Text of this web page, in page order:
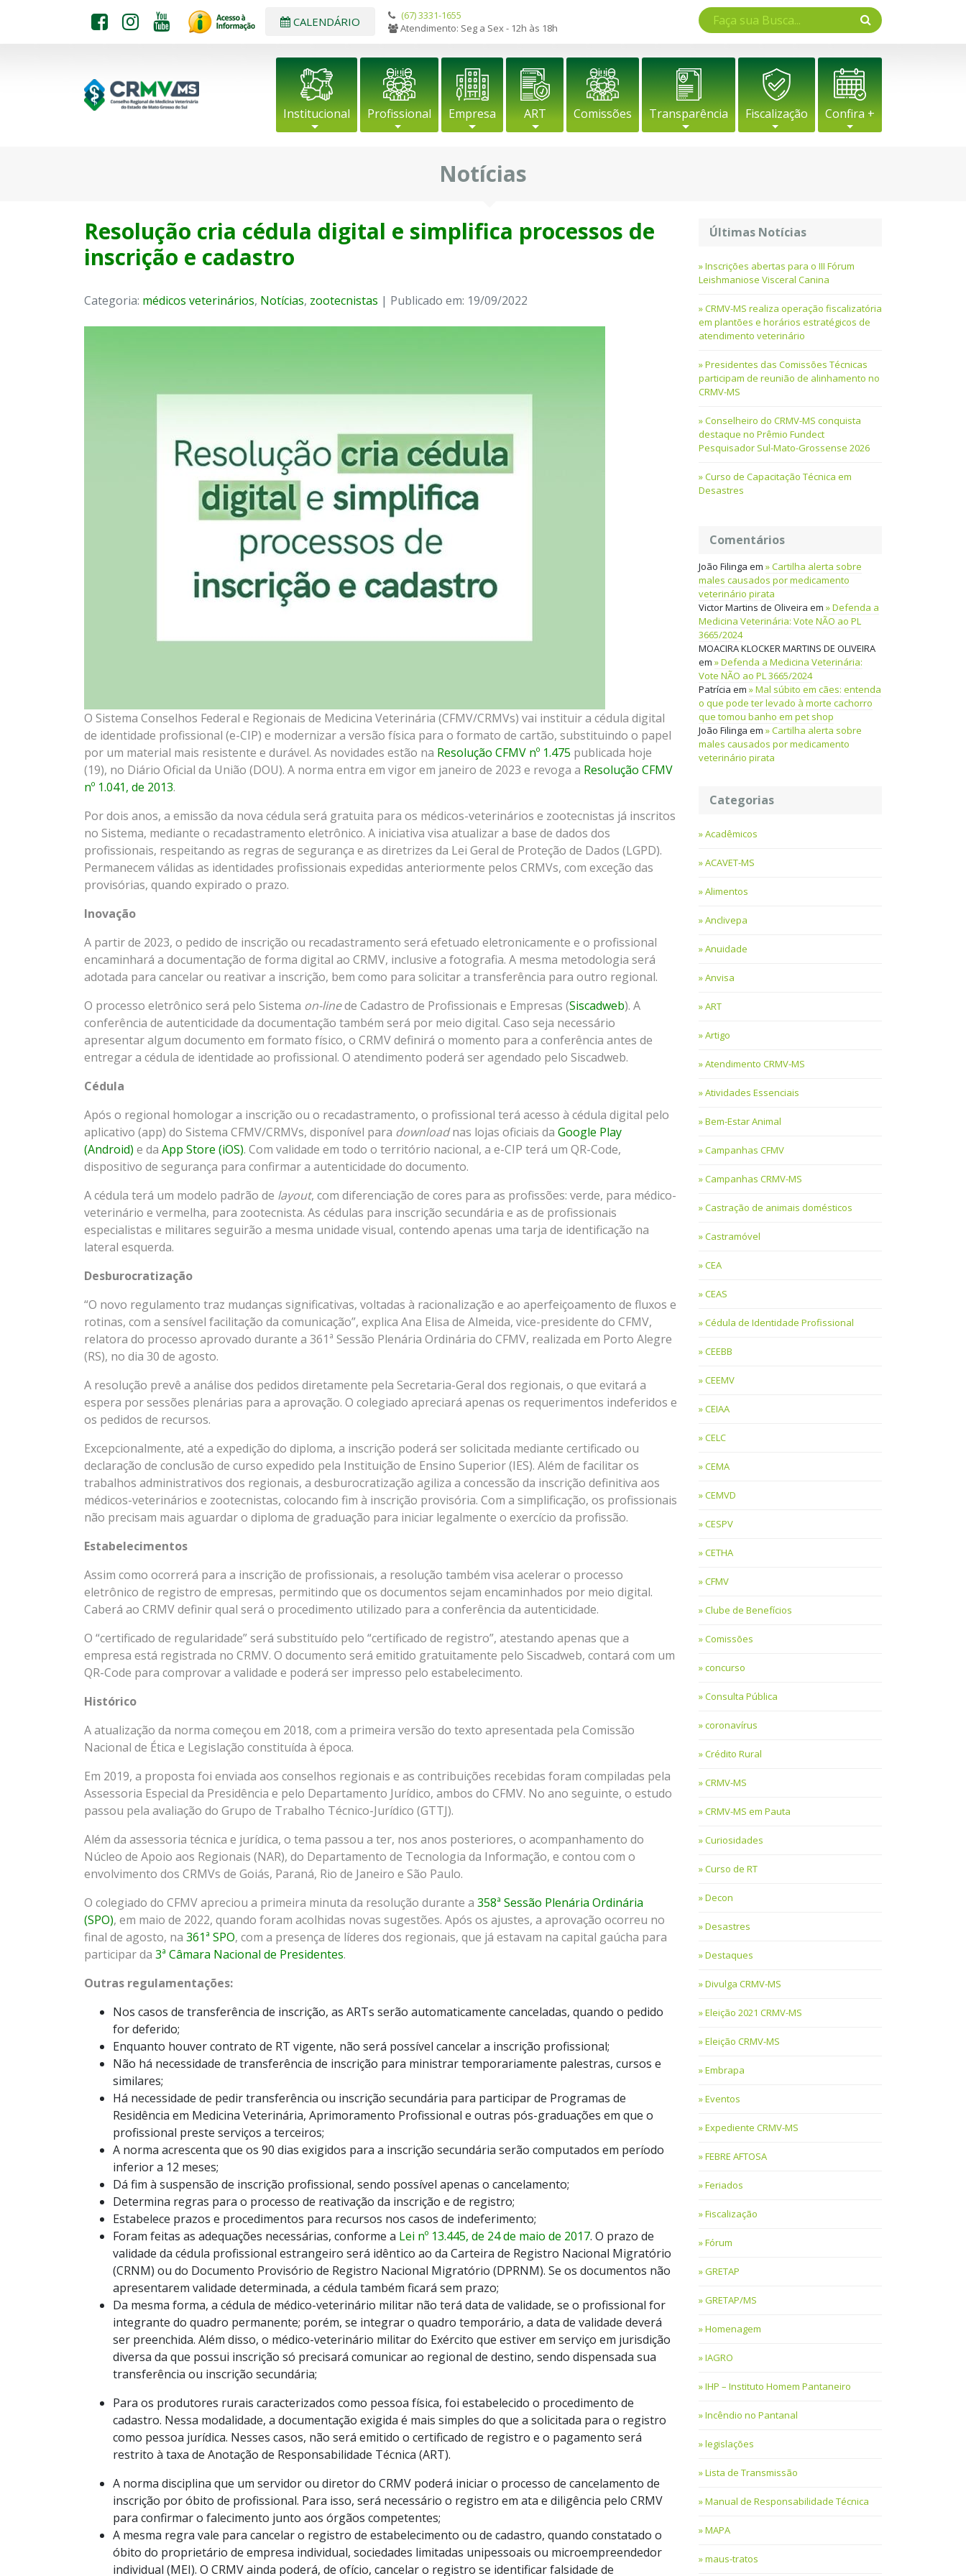
CALENDÁRIO
(67) 3331-1655
Atendimento: Seg a Sex - 12h às 18h
Institucional Profissional Empresa ART Comissões Transparência Fiscalização Confira +
Notícias
Resolução cria cédula digital e simplifica processos de
inscrição e cadastro
Categoria: médicos veterinários, Notícias, zootecnistas | Publicado em: 19/09/2022
O Sistema Conselhos Federal e Regionais de Medicina Veterinária (CFMV/CRMVs) vai instituir a cédula digital
de identidade profissional (e-CIP) e modernizar a versão física para o formato de cartão, substituindo o papel
por um material mais resistente e durável. As novidades estão na Resolução CFMV nº 1.475 publicada hoje
(19), no Diário Oficial da União (DOU). A norma entra em vigor em janeiro de 2023 e revoga a Resolução CFMV
nº 1.041, de 2013.
Por dois anos, a emissão da nova cédula será gratuita para os médicos-veterinários e zootecnistas já inscritos
no Sistema, mediante o recadastramento eletrônico. A iniciativa visa atualizar a base de dados dos
profissionais, respeitando as regras de segurança e as diretrizes da Lei Geral de Proteção de Dados (LGPD).
Permanecem válidas as identidades profissionais expedidas anteriormente pelos CRMVs, com exceção das
provisórias, quando expirado o prazo.
Inovação
A partir de 2023, o pedido de inscrição ou recadastramento será efetuado eletronicamente e o profissional
encaminhará a documentação de forma digital ao CRMV, inclusive a fotografia. A mesma metodologia será
adotada para cancelar ou reativar a inscrição, bem como para solicitar a transferência para outro regional.
O processo eletrônico será pelo Sistema on-linede Cadastro de Profissionais e Empresas (Siscadweb). A
conferência de autenticidade da documentação também será por meio digital. Caso seja necessário
apresentar algum documento em formato físico, o CRMV definirá o momento para a conferência antes de
entregar a cédula de identidade ao profissional. O atendimento poderá ser agendado pelo Siscadweb.
Cédula
Após o regional homologar a inscrição ou o recadastramento, o profissional terá acesso à cédula digital pelo
aplicativo (app) do Sistema CFMV/CRMVs, disponível para downloadnas lojas oficiais da Google Play
(Android) e da App Store (iOS). Com validade em todo o território nacional, a e-CIP terá um QR-Code,
dispositivo de segurança para confirmar a autenticidade do documento.
A cédula terá um modelo padrão de layout, com diferenciação de cores para as profissões: verde, para médico-
veterinário e vermelha, para zootecnista. As cédulas para inscrição secundária e as de profissionais
especialistas e militares seguirão a mesma unidade visual, contendo apenas uma tarja de identificação na
lateral esquerda.
Desburocratização
“O novo regulamento traz mudanças significativas, voltadas à racionalização e ao aperfeiçoamento de fluxos e
rotinas, com a sensível facilitação da comunicação”, explica Ana Elisa de Almeida, vice-presidente do CFMV,
relatora do processo aprovado durante a 361ª Sessão Plenária Ordinária do CFMV, realizada em Porto Alegre
(RS), no dia 30 de agosto.
A resolução prevê a análise dos pedidos diretamente pela Secretaria-Geral dos regionais, o que evitará a
espera por sessões plenárias para a aprovação. O colegiado apreciará apenas os requerimentos indeferidos e
os pedidos de recursos.
Excepcionalmente, até a expedição do diploma, a inscrição poderá ser solicitada mediante certificado ou
declaração de conclusão de curso expedido pela Instituição de Ensino Superior (IES). Além de facilitar os
trabalhos administrativos dos regionais, a desburocratização agiliza a concessão da inscrição definitiva aos
médicos-veterinários e zootecnistas, colocando fim à inscrição provisória. Com a simplificação, os profissionais
não precisam mais aguardar o diploma de graduação para iniciar legalmente o exercício da profissão.
Estabelecimentos
Assim como ocorrerá para a inscrição de profissionais, a resolução também visa acelerar o processo
eletrônico de registro de empresas, permitindo que os documentos sejam encaminhados por meio digital.
Caberá ao CRMV definir qual será o procedimento utilizado para a conferência da autenticidade.
O “certificado de regularidade” será substituído pelo “certificado de registro”, atestando apenas que a
empresa está registrada no CRMV. O documento será emitido gratuitamente pelo Siscadweb, contará com um
QR-Code para comprovar a validade e poderá ser impresso pelo estabelecimento.
Histórico
A atualização da norma começou em 2018, com a primeira versão do texto apresentada pela Comissão
Nacional de Ética e Legislação constituída à época.
Em 2019, a proposta foi enviada aos conselhos regionais e as contribuições recebidas foram compiladas pela
Assessoria Especial da Presidência e pelo Departamento Jurídico, ambos do CFMV. No ano seguinte, o estudo
passou pela avaliação do Grupo de Trabalho Técnico-Jurídico (GTTJ).
Além da assessoria técnica e jurídica, o tema passou a ter, nos anos posteriores, o acompanhamento do
Núcleo de Apoio aos Regionais (NAR), do Departamento de Tecnologia da Informação, e contou com o
envolvimento dos CRMVs de Goiás, Paraná, Rio de Janeiro e São Paulo.
O colegiado do CFMV apreciou a primeira minuta da resolução durante a 358ª Sessão Plenária Ordinária
(SPO), em maio de 2022, quando foram acolhidas novas sugestões. Após os ajustes, a aprovação ocorreu no
final de agosto, na 361ª SPO, com a presença de líderes dos regionais, que já estavam na capital gaúcha para
participar da 3ª Câmara Nacional de Presidentes.
Outras regulamentações:
Nos casos de transferência de inscrição, as ARTs serão automaticamente canceladas, quando o pedido
for deferido;
Enquanto houver contrato de RT vigente, não será possível cancelar a inscrição profissional;
Não há necessidade de transferência de inscrição para ministrar temporariamente palestras, cursos e
similares;
Há necessidade de pedir transferência ou inscrição secundária para participar de Programas de
Residência em Medicina Veterinária, Aprimoramento Profissional e outras pós-graduações em que o
profissional preste serviços a terceiros;
A norma acrescenta que os 90 dias exigidos para a inscrição secundária serão computados em período
inferior a 12 meses;
Dá fim à suspensão de inscrição profissional, sendo possível apenas o cancelamento;
Determina regras para o processo de reativação da inscrição e de registro;
Estabelece prazos e procedimentos para recursos nos casos de indeferimento;
Foram feitas as adequações necessárias, conforme a Lei nº 13.445, de 24 de maio de 2017. O prazo de
validade da cédula profissional estrangeiro será idêntico ao da Carteira de Registro Nacional Migratório
(CRNM) ou do Documento Provisório de Registro Nacional Migratório (DPRNM). Se os documentos não
apresentarem validade determinada, a cédula também ficará sem prazo;
Da mesma forma, a cédula de médico-veterinário militar não terá data de validade, se o profissional for
integrante do quadro permanente; porém, se integrar o quadro temporário, a data de validade deverá
ser preenchida. Além disso, o médico-veterinário militar do Exército que estiver em serviço em jurisdição
diversa da que possui inscrição só precisará comunicar ao regional de destino, sendo dispensada sua
transferência ou inscrição secundária;
Para os produtores rurais caracterizados como pessoa física, foi estabelecido o procedimento de
cadastro. Nessa modalidade, a documentação exigida é mais simples do que a solicitada para o registro
como pessoa jurídica. Nesses casos, não será emitido o certificado de registro e o pagamento será
restrito à taxa de Anotação de Responsabilidade Técnica (ART).
A norma disciplina que um servidor ou diretor do CRMV poderá iniciar o processo de cancelamento de
inscrição por óbito de profissional. Para isso, será necessário o registro em ata e diligência pelo CRMV
para confirmar o falecimento junto aos órgãos competentes;
A mesma regra vale para cancelar o registro de estabelecimento ou de cadastro, quando constatado o
óbito do proprietário de empresa individual, sociedades limitadas unipessoais ou microempreendedor
individual (MEI). O CRMV ainda poderá, de ofício, cancelar o registro se identificar falsidade de
Últimas Notícias
Inscrições abertas para o III Fórum
Leishmaniose Visceral Canina
CRMV-MS realiza operação fiscalizatória
em plantões e horários estratégicos de
atendimento veterinário
Presidentes das Comissões Técnicas
participam de reunião de alinhamento no
CRMV-MS
Conselheiro do CRMV-MS conquista
destaque no Prêmio Fundect
Pesquisador Sul-Mato-Grossense 2026
Curso de Capacitação Técnica em
Desastres
Comentários
João Filinga em
Cartilha alerta sobre
males causados por medicamento
veterinário pirata
Victor Martins de Oliveira em
Defenda a
Medicina Veterinária: Vote NÃO ao PL
3665/2024
MOACIRA KLOCKER MARTINS DE OLIVEIRA
em
Defenda a Medicina Veterinária:
Vote NÃO ao PL 3665/2024
Patrícia em
Mal súbito em cães: entenda
o que pode ter levado à morte cachorro
que tomou banho em pet shop
João Filinga em
Cartilha alerta sobre
males causados por medicamento
veterinário pirata
Categorias
Acadêmicos
ACAVET-MS
Alimentos
Anclivepa
Anuidade
Anvisa
ART
Artigo
Atendimento CRMV-MS
Atividades Essenciais
Bem-Estar Animal
Campanhas CFMV
Campanhas CRMV-MS
Castração de animais domésticos
Castramóvel
CEA
CEAS
Cédula de Identidade Profissional
CEEBB
CEEMV
CEIAA
CELC
CEMA
CEMVD
CESPV
CETHA
CFMV
Clube de Benefícios
Comissões
concurso
Consulta Pública
coronavírus
Crédito Rural
CRMV-MS
CRMV-MS em Pauta
Curiosidades
Curso de RT
Decon
Desastres
Destaques
Divulga CRMV-MS
Eleição 2021 CRMV-MS
Eleição CRMV-MS
Embrapa
Eventos
Expediente CRMV-MS
FEBRE AFTOSA
Feriados
Fiscalização
Fórum
GRETAP
GRETAP/MS
Homenagem
IAGRO
IHP – Instituto Homem Pantaneiro
Incêndio no Pantanal
legislações
Lista de Transmissão
Manual de Responsabilidade Técnica
MAPA
maus-tratos